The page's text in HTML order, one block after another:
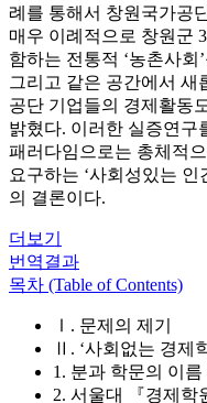
례를 통해서 창원국가공
매우 이례적으로 창원군
함하는 전통적 ‘농촌사
그리고 같은 공간에서 새
공단 기업들의 경제활동
밝혔다. 이러한 실증연구
패러다임으로는 총체적
요구하는 ‘사회성있는
의 결론이다.
더보기
번역결과
목차 (Table of Contents)
Ⅰ. 문제의 제기
Ⅱ. ‘사회없는 경제
1. 분과 학문의 이름
2. 서울대 『경제학